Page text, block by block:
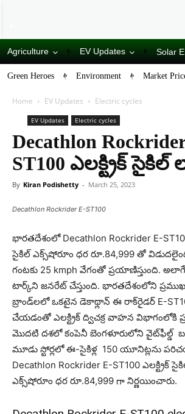
Agriculture EV Updates Solar
Green Heroes Environment Market
Home EV Updates Electric cycles
EV Updates Electric cycles
Decathlon
ST100 ఎలక్ట్రిక్
By Kiran Podishetty - March 25, 2023
Decathlon Rockrider E-ST100
భారతదేశంలో Decathlon Rockrider E-
సైకిల్ ఎక్స్‌షోరూం ధ‌ర రూ.84,999 తో
గంట‌కు 25 kmph వేగంతో ప్రయాణిస్తుంది. అలాగే
టార్క్‌ని జ‌న‌రేట్ చేస్తుంది. భారతదేశంలోని ప్రముఖ
బ్రాండ్‌లలో ఒకటైన డెకాథ్లాన్ ఈ రాక్‌రైడర్ E-
చేయడంతో ఎలక్ట్రిక్ ద్విచక్ర వాహన విభాగంలోకి
మొదటి దశలో కంపెనీ బెంగళూరులోని వైట్‌ఫీల్డ్
మూడు స్టోర్లలో ఈ-సైకిళ్ల 150 యూనిట్లను
Decathlon Rockrider E-ST100 ఎలక్ట్రిక్
ఎక్స్‌షోరూం ధ‌ర రూ.84,999 గా నిర్ణ‌యించారు.